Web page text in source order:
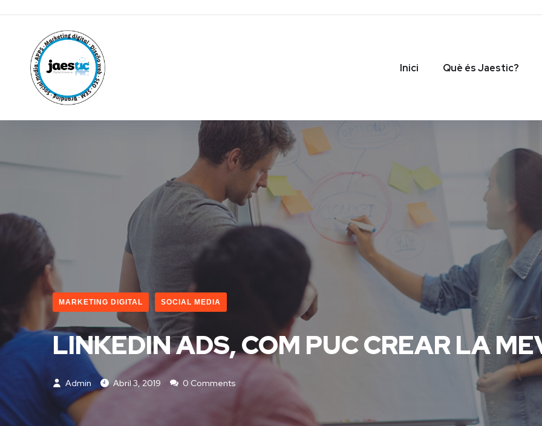
Inici Què és Jaestic?
MARKETING DIGITAL SOCIAL MEDIA
LINKEDIN ADS, COM PUC CREAR LA
Admin Abril 3, 2019 0 Comments